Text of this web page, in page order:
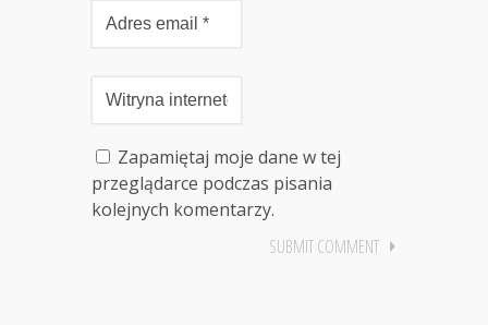
Zapamiętaj moje dane w tej
przeglądarce podczas pisania
kolejnych komentarzy.